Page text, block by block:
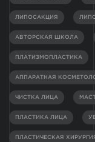
ЛИПОСАКЦИЯ
АВТОРСКАЯ ШКОЛА
ПЛАТИЗМОПЛАСТИКА
АППАРАТНАЯ
ЧИСТКА ЛИЦА
ПЛАСТИКА ЛИЦА
ПЛАСТИЧЕСКАЯ